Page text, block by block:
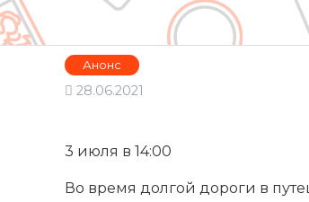
28.06.2021
Анонс
3 июля в 14:00
Во время долгой дороги в